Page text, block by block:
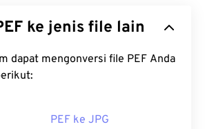
yang menyimpan gambar yang
mentah adalah
berkualitas tinggi,
PEF ke jenis file lain
mengonversi file PEF Anda
PEF ke JPG